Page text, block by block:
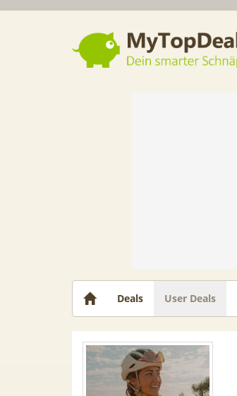
Dein smarter Schnäppchenberater
Deals User Deals